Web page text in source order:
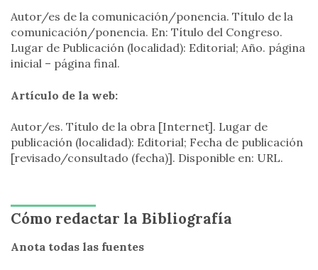
Autor/es de la comunicación/ponencia. Título de la
comunicación/ponencia. En: Título del Congreso.
Lugar de Publicación (localidad): Editorial; Año. página
inicial – página final.
Artículo de la web:
Autor/es. Título de la obra [Internet]. Lugar de
publicación (localidad): Editorial; Fecha de publicación
[revisado/consultado (fecha)]. Disponible en: URL.
Cómo redactar la Bibliografía
Anota todas las fuentes